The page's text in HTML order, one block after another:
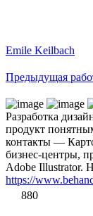
Emile Keilbach
Предыдущая
Разработка
продукт
контакты —
бизнес-центры,
Adobe Illustrator.
https://
880